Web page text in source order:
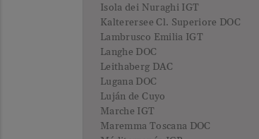
Isola dei Nuraghi IGT
Kalterersee Cl. Superiore DOC
Lambrusco Emilia IGT
Langhe DOC
Leithaberg DAC
Lugana DOC
Luján de Cuyo
Marche IGT
Maremma Toscana DOC